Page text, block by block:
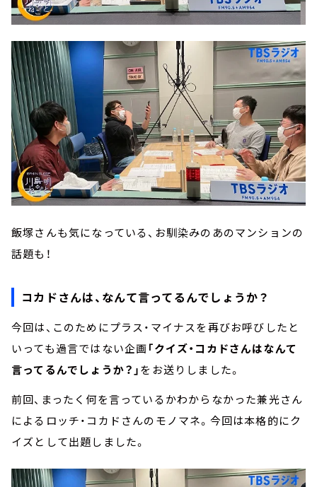
飯塚さんも気になっている、お馴染みのあのマンションの
話題も！
コカドさんは、なんて言ってるんでしょうか？
今回は、このためにプラス・マイナスを再びお呼びしたと
いっても過言ではない企画「クイズ・コカドさんはなんて
言ってるんでしょうか？」をお送りしました。
前回、まったく何を言っているかわからなかった兼光さん
によるロッチ・コカドさんのモノマネ。今回は本格的にク
イズとして出題しました。